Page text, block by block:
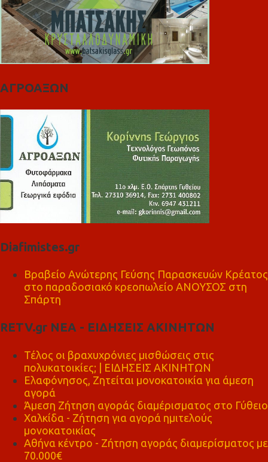
ΑΓΡΟΑΞΩΝ
Diafimistes.gr
Βραβείο Ανώτερης Γεύσης Παρασκευών Κρέατος
στο παραδοσιακό κρεοπωλείο ΑΝΟΥΣΟΣ στη
Σπάρτη
RETV.gr ΝΕΑ - ΕΙΔΗΣΕΙΣ ΑΚΙΝΗΤΩΝ
Τέλος οι βραχυχρόνιες μισθώσεις στις
πολυκατοικίες; | ΕΙΔΗΣΕΙΣ ΑΚΙΝΗΤΩΝ
Ελαφόνησος, Ζητείται μονοκατοικία για άμεση
αγορά
Άμεση Ζήτηση αγοράς διαμέρισματος στο Γύθειο
Χαλκίδα - Ζήτηση για αγορά ημιτελούς
μονοκατοικίας
Αθήνα κέντρο - Ζήτηση αγοράς διαμερίσματος με
70.000€